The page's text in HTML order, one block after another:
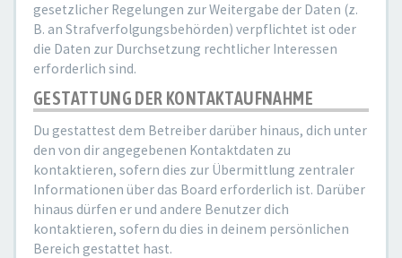
gesetzlicher Regelungen zur Weitergabe der Daten (z.
B. an Strafverfolgungsbehörden) verpflichtet ist oder
die Daten zur Durchsetzung rechtlicher Interessen
erforderlich sind.
GESTATTUNG DER KONTAKTAUFNAHME
Du gestattest dem Betreiber darüber hinaus, dich unter
den von dir angegebenen Kontaktdaten zu
kontaktieren, sofern dies zur Übermittlung zentraler
Informationen über das Board erforderlich ist. Darüber
hinaus dürfen er und andere Benutzer dich
kontaktieren, sofern du dies in deinem persönlichen
Bereich gestattet hast.